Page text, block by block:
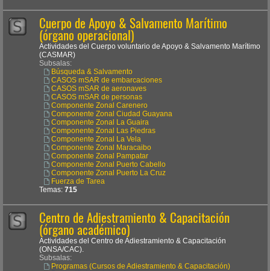
Cuerpo de Apoyo & Salvamento Marítimo
(órgano operacional)
Actividades del Cuerpo voluntario de Apoyo & Salvamento Marítimo
(CASMAR)
Subsalas:
Búsqueda & Salvamento
CASOS mSAR de embarcaciones
CASOS mSAR de aeronaves
CASOS mSAR de personas
Componente Zonal Carenero
Componente Zonal Ciudad Guayana
Componente Zonal La Guaira
Componente Zonal Las Piedras
Componente Zonal La Vela
Componente Zonal Maracaibo
Componente Zonal Pampatar
Componente Zonal Puerto Cabello
Componente Zonal Puerto La Cruz
Fuerza de Tarea
Temas: 715
Centro de Adiestramiento & Capacitación
(órgano académico)
Actividades del Centro de Adiestramiento & Capacitación
(ONSA/CAC).
Subsalas:
Programas (Cursos de Adiestramiento & Capacitación)